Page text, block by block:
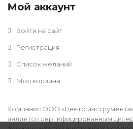
Мой аккаунт
Войти на сайт
Регистрация
Список желаний
Моя корзина
Компания ООО «Центр
является сертифицированным